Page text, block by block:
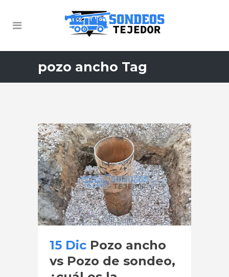
pozo ancho Tag
15 Dic Pozo ancho
vs Pozo de sondeo,